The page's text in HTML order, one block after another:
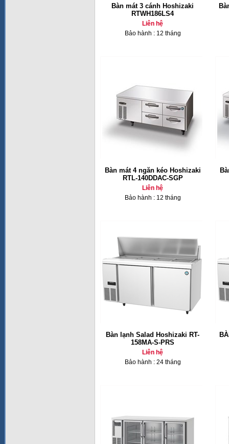
Bàn mát 3 cánh Hoshizaki
RTWH186LS4
Liên hệ
Bảo hành : 12 tháng
Bàn mát 4 ngăn kéo Hoshizaki
RTL-140DDAC-SGP
Liên hệ
Bảo hành : 12 tháng
Bàn lạnh Salad Hoshizaki RT-
158MA-S-PRS
Liên hệ
Bảo hành : 24 tháng